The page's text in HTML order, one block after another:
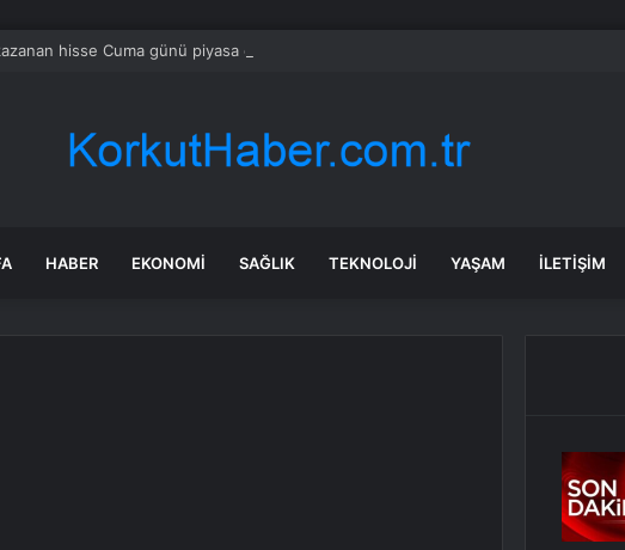
hisse Cuma günü piyasa öncesi yükselişe liderlik etti
HABER EKONOMI SAĞLIK TEKNOLOJI YAŞAM İLETIŞIM